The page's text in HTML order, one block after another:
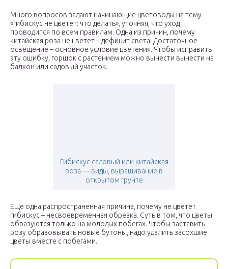
Много вопросов задают начинающие цветоводы на тему
«гибискус не цветет: что делать», уточняя, что уход
проводится по всем правилам. Одна из причин, почему
китайская роза не цветет – дефицит света. Достаточное
освещение – основное условие цветения. Чтобы исправить
эту ошибку, горшок с растением можно вынести вынести на
балкон или садовый участок.
Гибискус садовый или китайская
роза — виды, выращивание в
открытом грунте
Еще одна распространенная причина, почему не цветет
гибискус – несвоевременная обрезка. Суть в том, что цветы
образуются только на молодых побегах. Чтобы заставить
розу образовывать новые бутоны, надо удалить засохшие
цветы вместе с побегами.